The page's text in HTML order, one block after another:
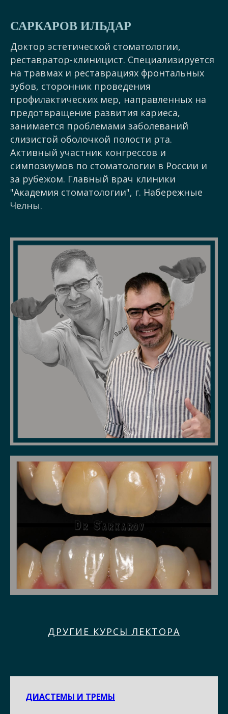
САРКАРОВ ИЛЬДАР
Доктор эстетической стоматологии,
реставратор-клиницист. Специализируется
на травмах и реставрациях фронтальных
зубов, сторонник проведения
профилактических мер, направленных на
предотвращение развития кариеса,
занимается проблемами заболеваний
слизистой оболочкой полости рта.
Активный участник конгрессов и
симпозиумов по стоматологии в России и
за рубежом. Главный врач клиники
"Академия стоматологии", г. Набережные
Челны.
ДРУГИЕ КУРСЫ ЛЕКТОРА
ДИАСТЕМЫ И ТРЕМЫ